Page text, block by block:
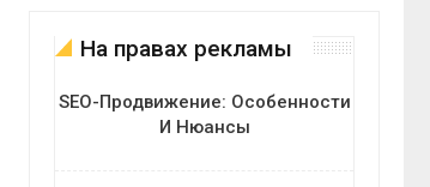
На правах рекламы
SEO-Продвижение: Особенности
И Нюансы